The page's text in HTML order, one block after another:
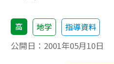
高 地学 指導資料
公開日： 2001年05月10日